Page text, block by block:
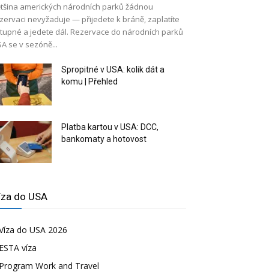
amerických národních parků žádnou
nevyžaduje — přijedete k bráně, zaplatíte
a jedete dál. Rezervace do národních parků
se v sezóně...
Spropitné v USA: kolik dát a
komu | Přehled
Platba kartou v USA: DCC,
bankomaty a hotovost
do USA
do USA 2026
víza
Work and Travel